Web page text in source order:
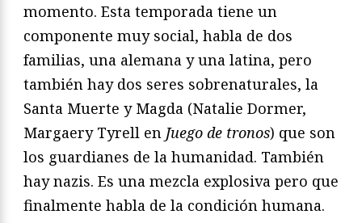
momento. Esta temporada tiene un
componente muy social, habla de dos
familias, una alemana y una latina, pero
también hay dos seres sobrenaturales, la
Santa Muerte y Magda (Natalie Dormer,
Margaery Tyrell en Juego de tronos) que son
los guardianes de la humanidad. También
hay nazis. Es una mezcla explosiva pero que
finalmente habla de la condición humana.